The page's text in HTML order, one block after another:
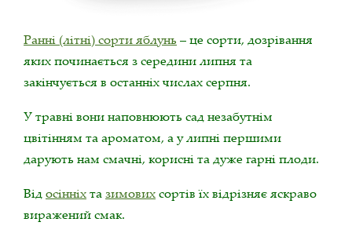
Ранні (літні) сорти яблунь – це сорти, дозрівання
яких починається з середини липня та
закінчується в останніх числах серпня.
У травні вони наповнюють сад незабутнім
цвітінням та ароматом, а у липні першими
дарують нам смачні, корисні та дуже гарні плоди.
Відосінніхтазимовихсортів їх відрізняє яскраво
виражений смак.